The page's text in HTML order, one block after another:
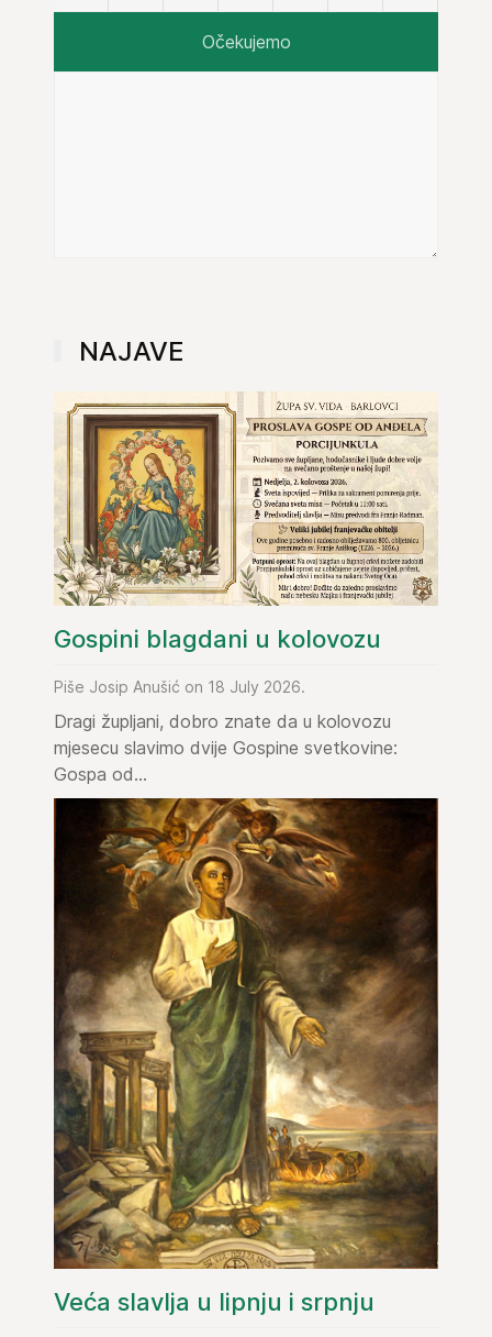
Očekujemo
NAJAVE
Gospini blagdani u kolovozu
Piše Josip Anušić on 18 July 2026.
Dragi župljani, dobro znate da u kolovozu
mjesecu slavimo dvije Gospine svetkovine:
Gospa od...
Veća slavlja u lipnju i srpnju